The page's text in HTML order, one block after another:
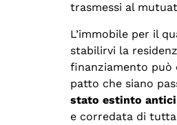
trasmessi al
L’immobile per il
stabilirvi la
finanziamento può
patto che siano
stato estinto
e corredata di tutta